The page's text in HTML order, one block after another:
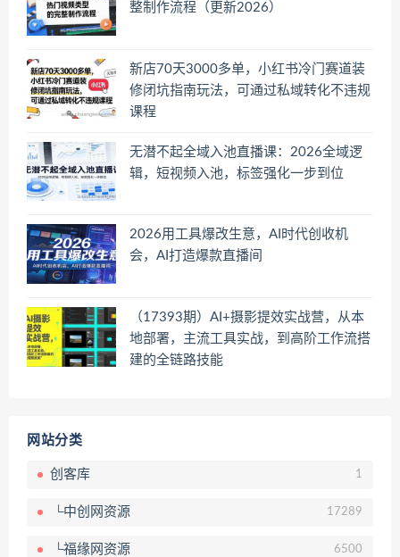
整制作流程（更新2026）
新店70天3000多单，小红书冷门赛道装
修闭坑指南玩法，可通过私域转化不违规
课程
无潜不起全域入池直播课：2026全域逻
辑，短视频入池，标签强化一步到位
2026用工具爆改生意，AI时代创收机
会，AI打造爆款直播间
（17393期）AI+摄影提效实战营，从本
地部署，主流工具实战，到高阶工作流搭
建的全链路技能
网站分类
创客库 1
└中创网资源 17289
└福缘网资源 6500